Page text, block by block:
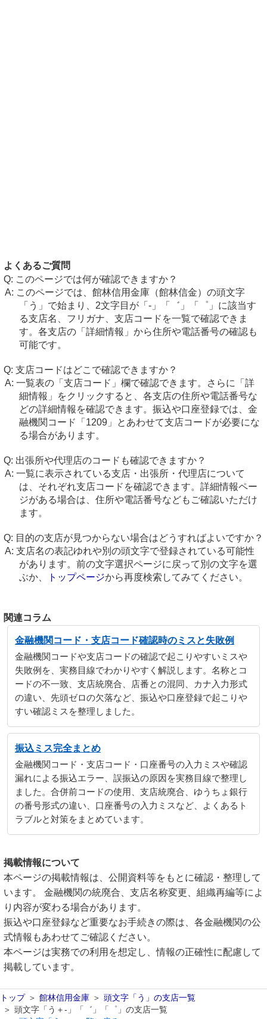
よくあるご質問
このページでは何が確認できますか？
このページでは、館林信用金庫（館林信金）の頭文字
「う」で始まり、2文字目が「-」「゛」「゜」に該当す
る支店名、フリガナ、支店コードを一覧で確認できま
す。各支店の「詳細情報」から住所や電話番号の確認も
可能です。
支店コードはどこで確認できますか？
一覧表の「支店コード」欄で確認できます。さらに「詳
細情報」をクリックすると、各支店の住所や電話番号な
どの詳細情報を確認できます。振込や口座登録では、金
融機関コード「1209」とあわせて支店コードが必要にな
る場合があります。
出張所や代理店のコードも確認できますか？
一覧に表示されている支店・出張所・代理店について
は、それぞれ支店コードを確認できます。詳細情報ペー
ジがある場合は、住所や電話番号などもご確認いただけ
ます。
目的の支店が見つからない場合はどうすればよいですか？
支店名の表記ゆれや別の頭文字で登録されている可能性
があります。前の文字選択ページに戻って別の文字を選
ぶか、
トップページから再度検索してみてください。
関連コラム
金融機関コード・支店コード確認時のミスと失敗例
金融機関コードや支店コードの確認で起こりやすいミスや
失敗例を、実務目線でわかりやすく解説します。名称とコ
ードの不一致、支店統廃合、店番との混同、カナ入力形式
の違い、先頭ゼロの欠落など、振込や口座登録で起こりや
すい確認ミスを整理しました。
振込ミス完全まとめ
金融機関コード・支店コード・口座番号の入力ミスや確認
漏れによる振込エラー、誤振込の原因を実務目線で整理し
ました。合併前コードの使用、支店統廃合、ゆうちょ銀行
の番号形式の違い、口座番号の入力ミスなど、よくあるト
ラブルと対策をまとめています。
掲載情報について
本ページの掲載情報は、公開資料等をもとに確認・整理して
います。 金融機関の統廃合、支店名称変更、組織再編等によ
り内容が変わる場合があります。
振込や口座登録など重要なお手続きの際は、各金融機関の公
式情報もあわせてご確認ください。
本ページは実務での利用を想定し、情報の正確性に配慮して
掲載しています。
トップ 館林信用金庫
頭文字「う」の支店一覧
頭文字「う＋-」「゛」「゜」の支店一覧